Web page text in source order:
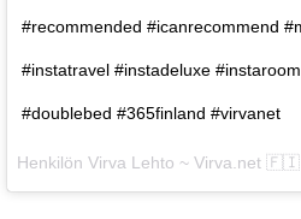
#recommended #icanrecommend
#instatravel #instadeluxe
#doublebed #365finland #virvanet
Henkilön Virva Lehto ~ Virva.net 🇫🇮